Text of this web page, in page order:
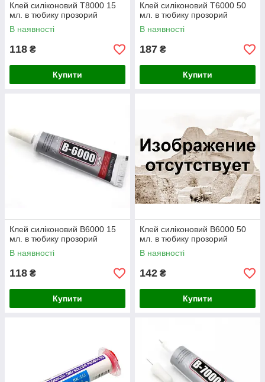
Клей силіконовий T8000 15
мл. в тюбику прозорий
В наявності
118 ₴
Купити
Клей силіконовий T6000 50
мл. в тюбику прозорий
В наявності
187 ₴
Купити
Клей силіконовий B6000 15
мл. в тюбику прозорий
В наявності
118 ₴
Купити
Клей силіконовий B6000 50
мл. в тюбику прозорий
В наявності
142 ₴
Купити